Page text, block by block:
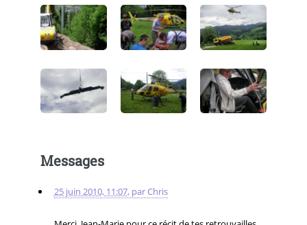
Messages
25 juin 2010, 11:07, parChris